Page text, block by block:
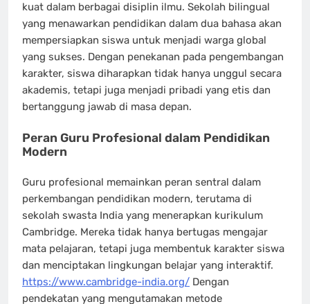
kuat dalam berbagai disiplin ilmu. Sekolah bilingual
yang menawarkan pendidikan dalam dua bahasa akan
mempersiapkan siswa untuk menjadi warga global
yang sukses. Dengan penekanan pada pengembangan
karakter, siswa diharapkan tidak hanya unggul secara
akademis, tetapi juga menjadi pribadi yang etis dan
bertanggung jawab di masa depan.
Peran Guru Profesional dalam Pendidikan
Modern
Guru profesional memainkan peran sentral dalam
perkembangan pendidikan modern, terutama di
sekolah swasta India yang menerapkan kurikulum
Cambridge. Mereka tidak hanya bertugas mengajar
mata pelajaran, tetapi juga membentuk karakter siswa
dan menciptakan lingkungan belajar yang interaktif.
https://www.cambridge-india.org/ Dengan
pendekatan yang mengutamakan metode